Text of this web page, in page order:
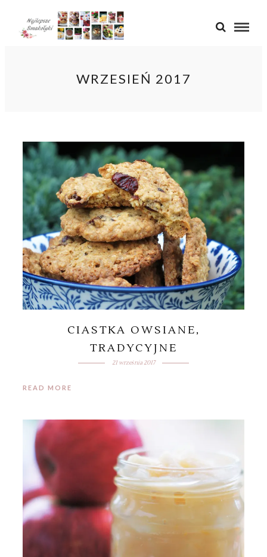
WRZESIEŃ 2017
CIASTKA OWSIANE,
TRADYCYJNE
21 września 2017
READ MORE